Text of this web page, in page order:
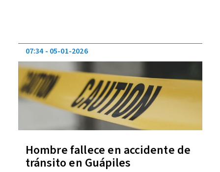
Hombre fallece en accidente de
tránsito en Guápiles
07:34 05-01-2026